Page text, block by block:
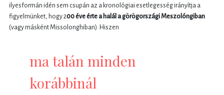
ilyesformán idén sem csupán az a kronológiai esetlegesség irányítja a
figyelmünket, hogy 200 éve érte a halál a görögországi Meszolóngiban
(vagy másként Missolonghiban). Hiszen
ma talán minden
korábbinál